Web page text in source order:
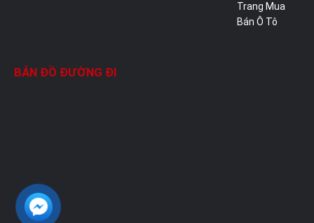
Trang Mua
Bán Ô Tô
BẢN ĐỒ ĐƯỜNG ĐI